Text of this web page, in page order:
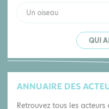
Un oiseau
QUI
ANNUAIRE DES
Retrouvez tous les